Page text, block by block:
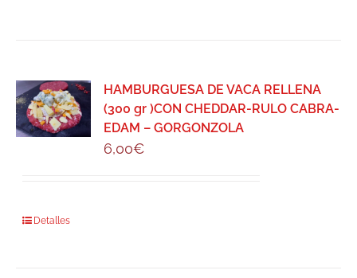
HAMBURGUESA DE VACA RELLENA
(300 gr )CON CHEDDAR-RULO CABRA-
EDAM – GORGONZOLA
6,00€
Detalles